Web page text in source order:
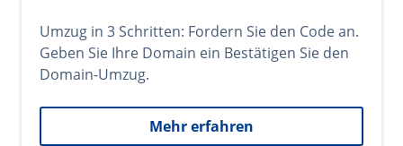
Umzug in 3 Schritten: Fordern Sie den Code an.
Geben Sie Ihre Domain ein Bestätigen Sie den
Domain-Umzug.
Mehr erfahren